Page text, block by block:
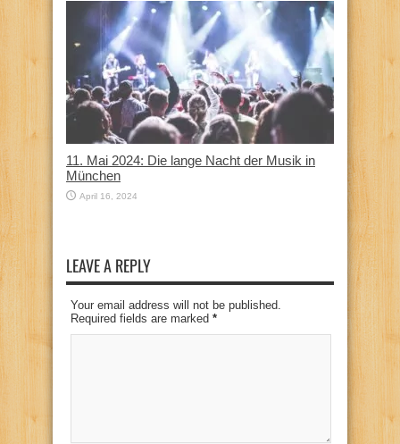
11. Mai 2024: Die lange Nacht der Musik in
München
April 16, 2024
LEAVE A REPLY
Your email address will not be published.
Required fields are marked *